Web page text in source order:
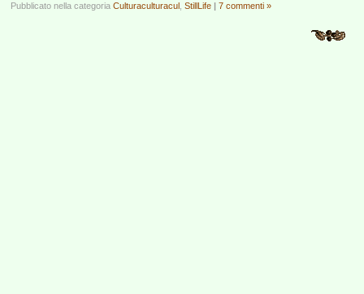
Pubblicato nella categoria Culturaculturacul StillLife | 7 commenti »